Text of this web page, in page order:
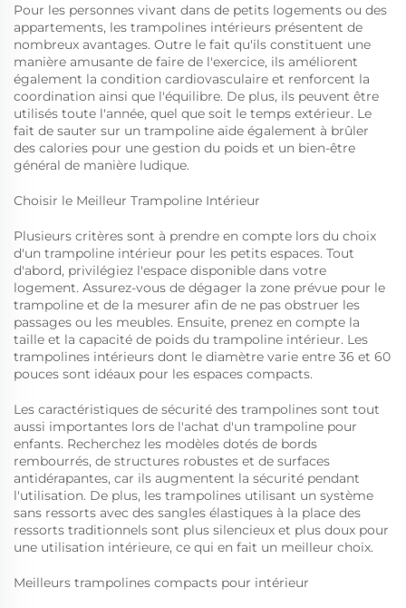
Pour les personnes vivant dans de petits logements ou des
appartements, les trampolines intérieurs présentent de
nombreux avantages. Outre le fait qu'ils constituent une
manière amusante de faire de l'exercice, ils améliorent
également la condition cardiovasculaire et renforcent la
coordination ainsi que l'équilibre. De plus, ils peuvent être
utilisés toute l'année, quel que soit le temps extérieur. Le
fait de sauter sur un trampoline aide également à brûler
des calories pour une gestion du poids et un bien-être
général de manière ludique.
Choisir le Meilleur Trampoline Intérieur
Plusieurs critères sont à prendre en compte lors du choix
d'un trampoline intérieur pour les petits espaces. Tout
d'abord, privilégiez l'espace disponible dans votre
logement. Assurez-vous de dégager la zone prévue pour le
trampoline et de la mesurer afin de ne pas obstruer les
passages ou les meubles. Ensuite, prenez en compte la
taille et la capacité de poids du trampoline intérieur. Les
trampolines intérieurs dont le diamètre varie entre 36 et 60
pouces sont idéaux pour les espaces compacts.
Les caractéristiques de sécurité des trampolines sont tout
aussi importantes lors de l'achat d'un trampoline pour
enfants. Recherchez les modèles dotés de bords
rembourrés, de structures robustes et de surfaces
antidérapantes, car ils augmentent la sécurité pendant
l'utilisation. De plus, les trampolines utilisant un système
sans ressorts avec des sangles élastiques à la place des
ressorts traditionnels sont plus silencieux et plus doux pour
une utilisation intérieure, ce qui en fait un meilleur choix.
Meilleurs trampolines compacts pour intérieur